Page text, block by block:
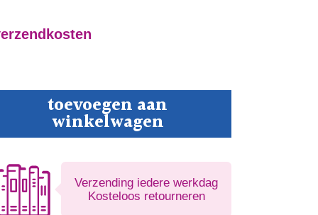
toevoegen aan
winkelwagen
Verzending iedere werkdag
Kosteloos retourneren